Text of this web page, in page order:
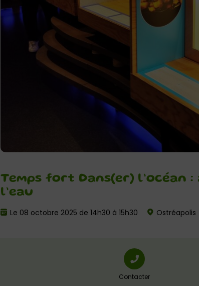
Temps fort Dans(er) l’océan
l’eau
Le 08 octobre 2025 de 14h30 à 15h30 Ostréapolis
Contacter